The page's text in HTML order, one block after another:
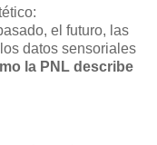
el futuro, las
datos sensoriales
la PNL describe